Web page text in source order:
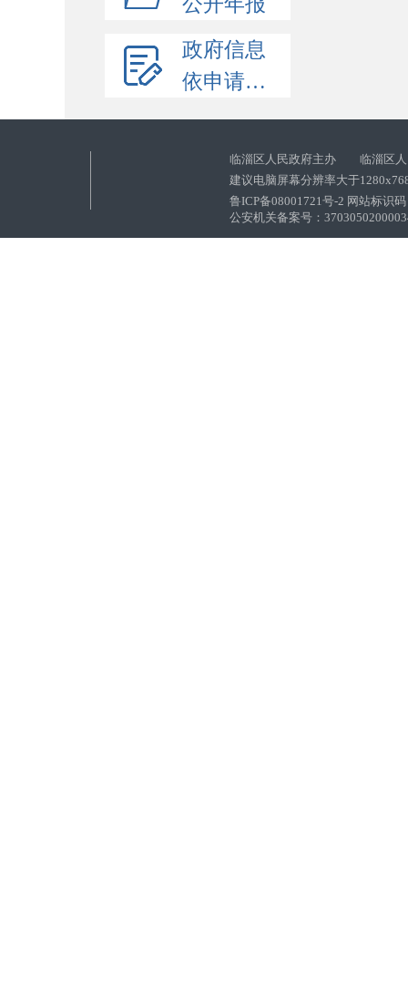
政府信息
依申请公开
临淄区人民政府主办 临淄区人
建议电脑屏幕分辨率大于
鲁ICP备08001721号-2 网站标识
公安机关备案号：